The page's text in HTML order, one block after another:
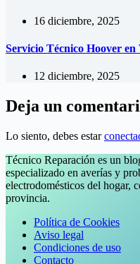
16 diciembre, 2025
Servicio Técnico Hoover
12 diciembre, 2025
Deja un
Lo siento, debes estar
Técnico Reparación es un
especializado en averías y
electrodomésticos del hogar,
provincia.
Política de Cookies
Aviso legal
Condiciones de uso
Contacto